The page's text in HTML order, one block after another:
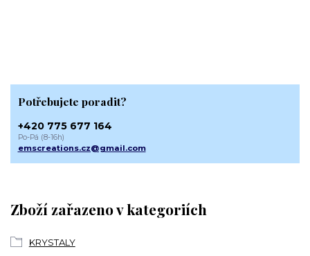
Zboží zařazeno v kategoriích
KRYSTALY
Potřebujete poradit?
+420 775 677 164
Po-Pá (8-16h)
emscreations.cz@gmail.com